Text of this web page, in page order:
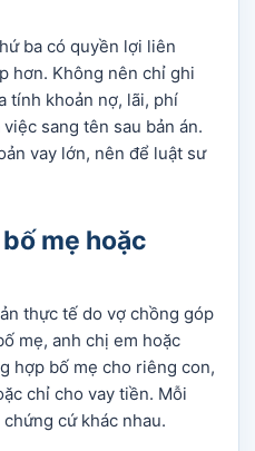
ba có quyền lợi liên
hơn. Không nên chỉ ghi
tính khoản nợ, lãi, phí
sang tên sau bản án.
vay lớn, nên để luật sư
mẹ hoặc
thực tế do vợ chồng góp
mẹ, anh chị em hoặc
hợp bố mẹ cho riêng con,
chỉ cho vay tiền. Mỗi
cứ khác nhau.